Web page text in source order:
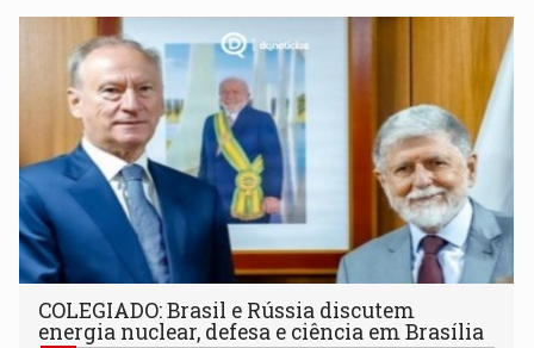
COLEGIADO: Brasil e Rússia discutem
energia nuclear, defesa e ciência em Brasília